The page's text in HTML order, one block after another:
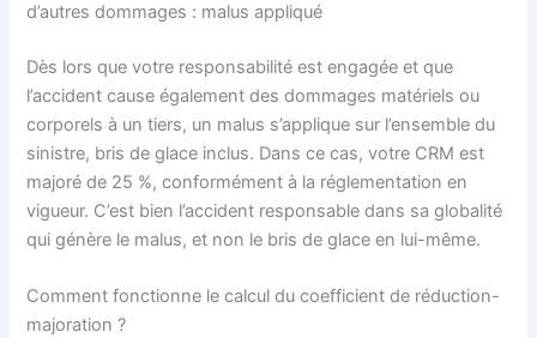
d’autres dommages : malus appliqué
Dès lors que votre responsabilité est engagée et que
l’accident cause également des dommages matériels ou
corporels à un tiers, un malus s’applique sur l’ensemble du
sinistre, bris de glace inclus. Dans ce cas, votre CRM est
majoré de 25 %, conformément à la réglementation en
vigueur. C’est bien l’accident responsable dans sa globalité
qui génère le malus, et non le bris de glace en lui-même.
Comment fonctionne le calcul du coefficient de réduction-
majoration ?